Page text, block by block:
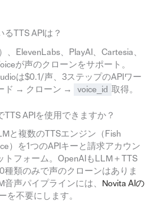
TTS APIは？
、ElevenLabs、PlayAI、Cartesia、
が声のクローンをサポート。
は$0.1/声、3ステップのAPIワー
ド → クローン →
voice_id 取得。
APIを使用できますか？
と複数のTTSエンジン（Fish
）を1つのAPIキーと請求アカウン
トフォーム。OpenAIもLLM＋TTS
種類のみで声のクローンはありま
声パイプラインには、
Novita AIの
を不要にします。